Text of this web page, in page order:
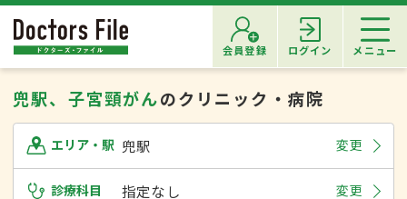
会員登録 ログイン メニュー
兜駅、子宮頸がんのクリニック・病院
エリア・駅 兜駅 変更
診療科目 指定なし 変更